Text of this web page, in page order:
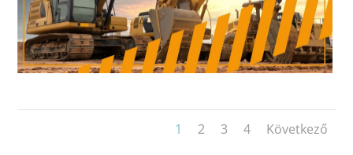
1 2 3 4 Következő